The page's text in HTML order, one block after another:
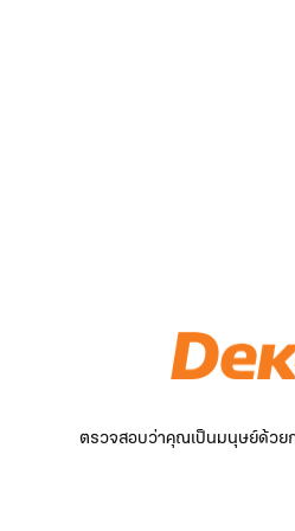
ตรวจสอบว่าคุณเป็นมนุษย์ด้วยก